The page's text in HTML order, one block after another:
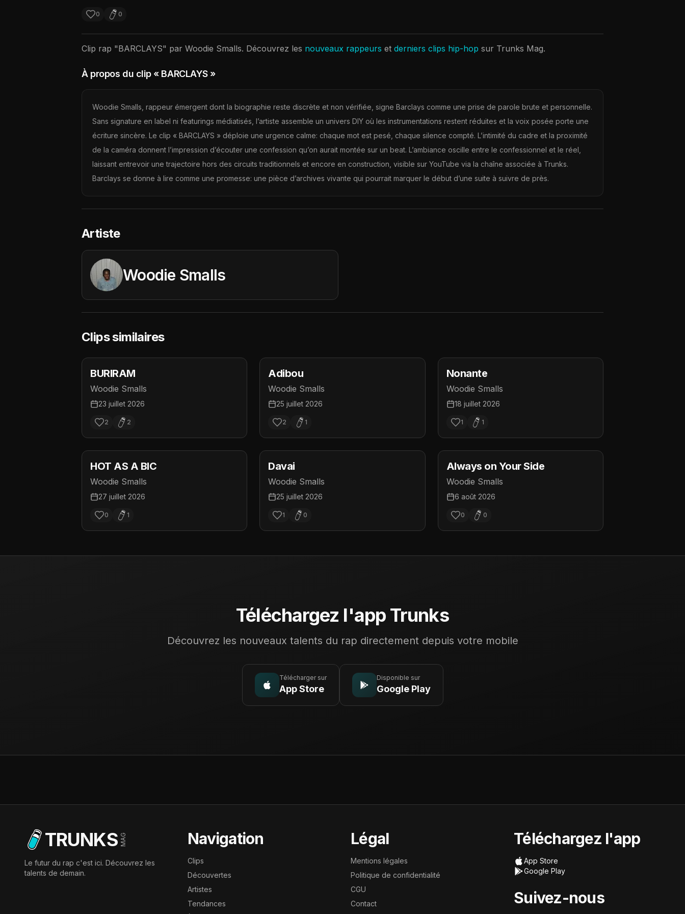
0 0
Clip rap "BARCLAYS" par Woodie Smalls. Découvrez les nouveaux rappeurs et derniers clips hip-hop sur Trunks Mag.
À propos du clip« BARCLAYS »
Woodie Smalls, rappeur émergent dont la biographie reste discrète et non vérifiée, signe Barclays comme une prise de parole brute et personnelle.
Sans signature en label ni featurings médiatisés, l’artiste assemble un univers DIY où les instrumentations restent réduites et la voix posée porte une
écriture sincère. Le clip « BARCLAYS » déploie une urgence calme: chaque mot est pesé, chaque silence compté. L’intimité du cadre et la proximité
de la caméra donnent l’impression d’écouter une confession qu’on aurait montée sur un beat. L’ambiance oscille entre le confessionnel et le réel,
laissant entrevoir une trajectoire hors des circuits traditionnels et encore en construction, visible sur YouTube via la chaîne associée à Trunks.
Barclays se donne à lire comme une promesse: une pièce d’archives vivante qui pourrait marquer le début d’une suite à suivre de près.
Artiste
Woodie Smalls
Clips similaires
BURIRAM
Woodie Smalls
23 juillet 2026
2 2
Adibou
Woodie Smalls
25 juillet 2026
2 1
Nonante
Woodie Smalls
18 juillet 2026
1 1
HOT AS A BIC
Woodie Smalls
27 juillet 2026
0 1
Davai
Woodie Smalls
25 juillet 2026
1 0
Always on Your Side
Woodie Smalls
6 août 2026
0 0
Téléchargez l'app Trunks
Découvrez les nouveaux talents du rap directement depuis votre mobile
Télécharger sur
App Store
Disponible sur
Google Play
TRUNKS MAG
Le futur du rap c'est ici. Découvrez les
talents de demain.
Navigation
Clips
Découvertes
Artistes
Tendances
Légal
Mentions légales
Politique de confidentialité
CGU
Contact
Téléchargez l'app
App Store
Google Play
Suivez-nous